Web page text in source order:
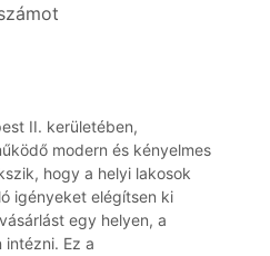
II. kerületében,
modern és kényelmes
hogy a helyi lakosok
igényeket elégítsen ki
egy helyen, a
intézni. Ez a